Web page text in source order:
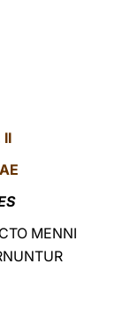
中文
LATINE
II
MENNI